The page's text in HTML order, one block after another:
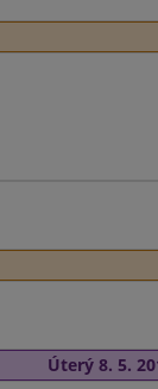
Úterý 8. 5.